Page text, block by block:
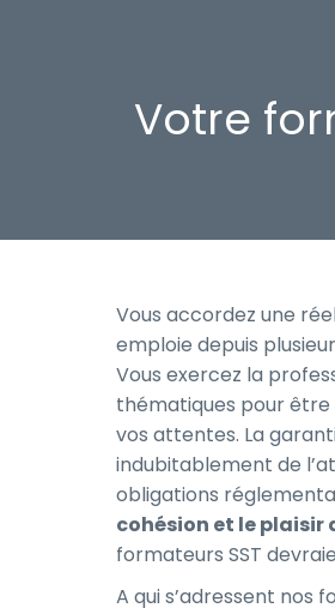
Votre
Vous accordez une
emploie depuis
Vous exercez la
thématiques pour
vos attentes. La
indubitablement de
obligations
cohésion et le
formateurs SST
A qui s’adressent nos